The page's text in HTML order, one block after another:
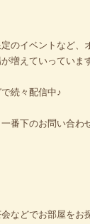
のイベントなど、
増えていっていま
続々配信中♪
番下のお問い合わ
などでお部屋をお